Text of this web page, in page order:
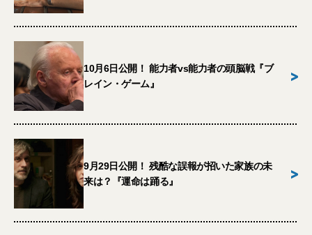
10月6日公開！ 能力者vs能力者の頭脳戦『ブ
レイン・ゲーム』
>
9月29日公開！ 残酷な誤報が招いた家族の未
来は？『運命は踊る』
>